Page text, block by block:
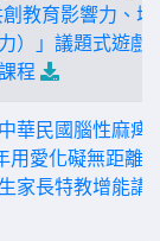
教育影響力、增
）」議題式遊戲
程
中華民國腦性麻痺
用愛化礙無距離
家長特教增能講